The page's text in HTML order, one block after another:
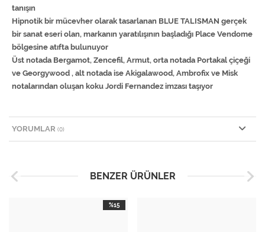
tanışın
Hipnotik bir mücevher olarak tasarlanan BLUE TALISMAN gerçek
bir sanat eseri olan, markanın yaratılışının başladığı Place Vendome
bölgesine atıfta bulunuyor
Üst notada Bergamot, Zencefil, Armut, orta notada Portakal çiçeği
ve Georgywood , alt notada ise Akigalawood, Ambrofix ve Misk
notalarından oluşan koku Jordi Fernandez imzası taşıyor
YORUMLAR (0)
BENZER ÜRÜNLER
%15